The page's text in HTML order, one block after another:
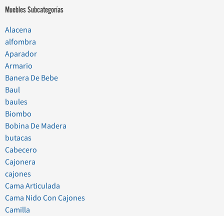
Muebles Subcategorías
Alacena
alfombra
Aparador
Armario
Banera De Bebe
Baul
baules
Biombo
Bobina De Madera
butacas
Cabecero
Cajonera
cajones
Cama Articulada
Cama Nido Con Cajones
Camilla